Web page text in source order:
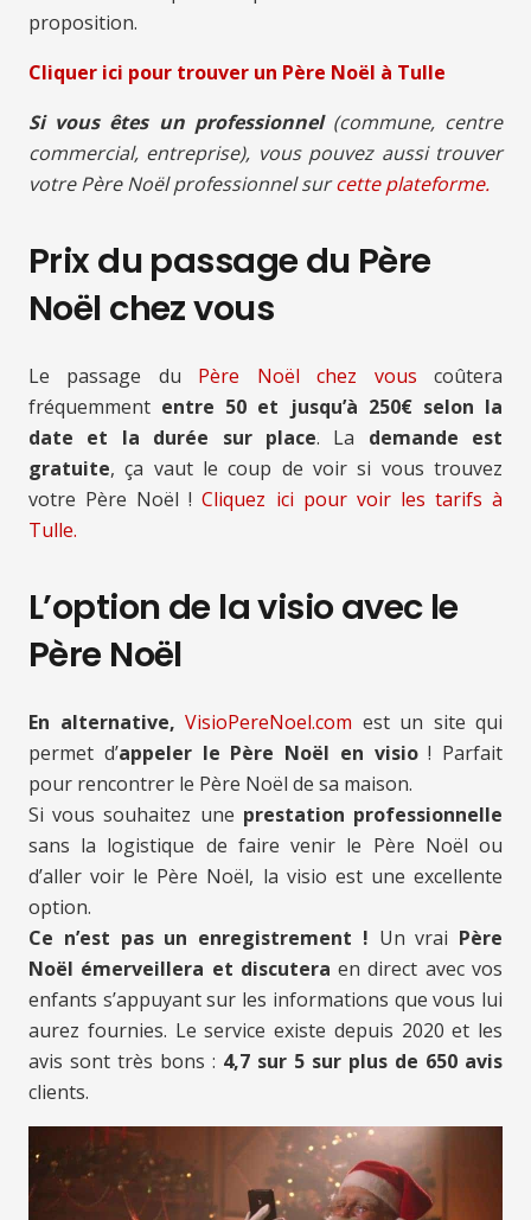
proposition.
Cliquer ici pour trouver un Père Noël à Tulle
Si vous êtes un professionnel(commune, centre
commercial, entreprise), vous pouvez aussi trouver
votre Père Noël professionnel surcette plateforme.
Prix du passage du Père
Noël chez vous
Le passage du Père Noël chez vous coûtera
fréquemment entre 50 et jusqu’à 250€ selon la
date et la durée sur place. La demande est
gratuite, ça vaut le coup de voir si vous trouvez
votre Père Noël !Cliquez ici pour voir les tarifs à
Tulle.
L’option de la visio avec le
Père Noël
En alternative, VisioPereNoel.com est un site qui
permet d’appeler le Père Noël en visio! Parfait
pour rencontrer le Père Noël de sa maison.
Si vous souhaitez une prestation professionnelle
sans la logistique de faire venir le Père Noël ou
d’aller voir le Père Noël, la visio est une excellente
option.
Ce n’est pas un enregistrement ! Un vrai Père
Noël émerveillera et discutera en direct avec vos
enfants s’appuyant sur les informations que vous lui
aurez fournies. Le service existe depuis 2020 et les
avis sont très bons : 4,7 sur 5 sur plus de 650 avis
clients.